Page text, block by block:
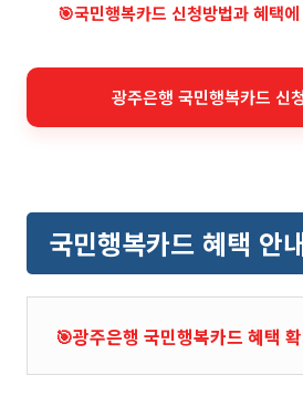
🎯국민행복카드 신청방법과 혜택
광주은행 국민행복카드 신
국민행복카드 혜택 안
🎯광주은행 국민행복카드 혜택